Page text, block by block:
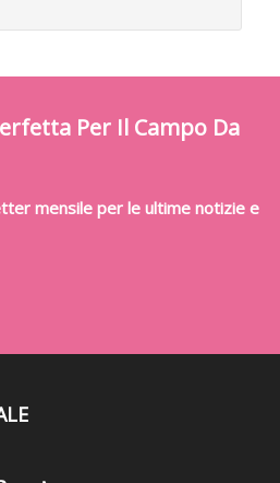
Per Il Campo Da
mensile per le ultime notizie e